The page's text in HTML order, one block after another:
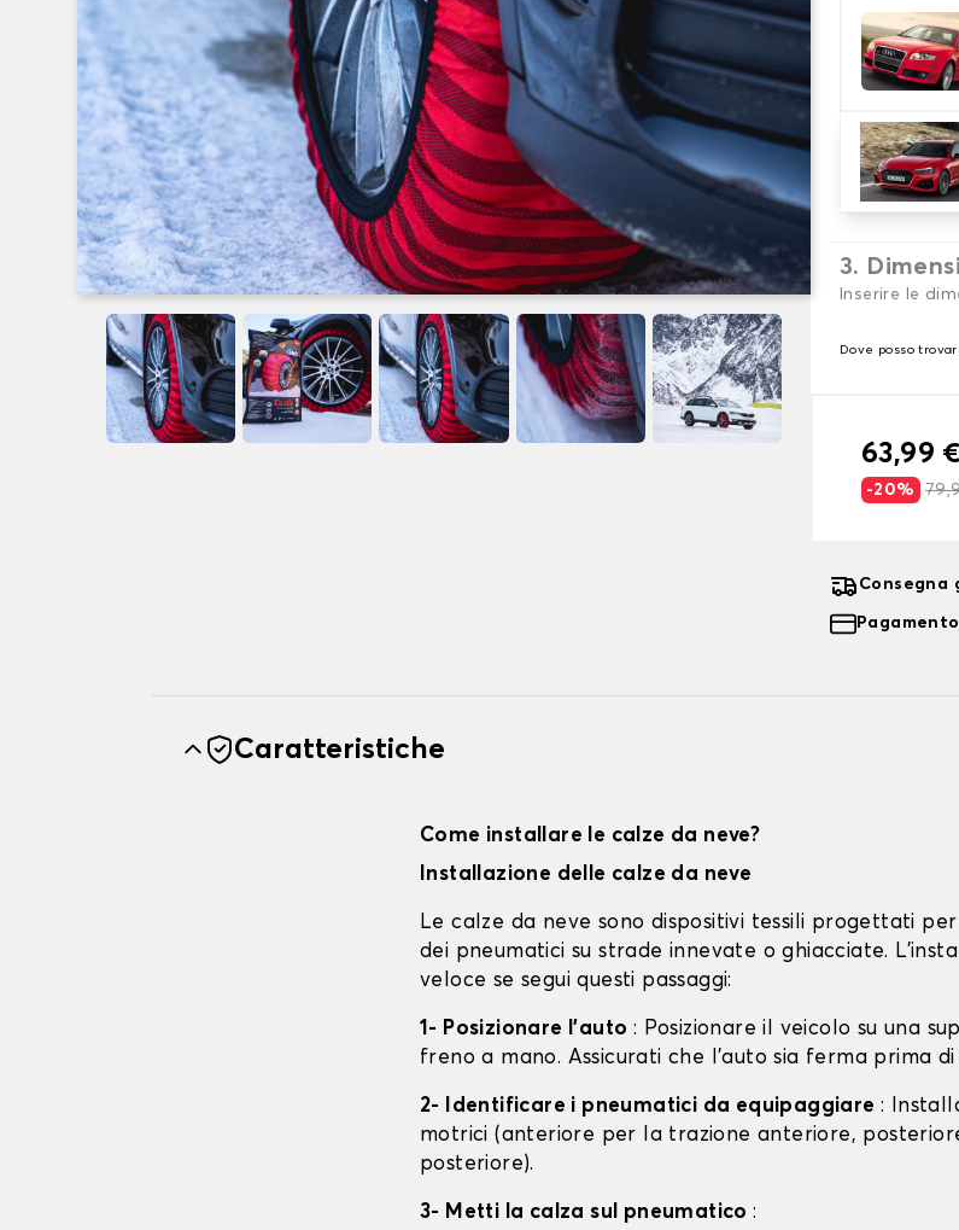
2.
Scegli le
3.
Inserire le
Dove posso
63,99 €
-20%
Consegna
Caratteristiche
Come installare le calze da neve?
Installazione delle calze da neve
Le calze da neve sono dispositivi tessili progettati
dei pneumatici su strade innevate o ghiacciate.
veloce se segui questi passaggi:
1- Posizionare l'auto : Posizionare il veicolo su una
freno a mano. Assicurati che l'auto sia ferma prima di
2- Identificare i pneumatici da equipaggiare :
motrici (anteriore per la trazione anteriore,
posteriore).
3- Metti la calza sul pneumatico: